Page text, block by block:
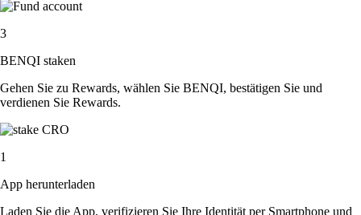
3
BENQI staken
Gehen Sie zu Rewards, wählen Sie BENQI, bestätigen Sie und
verdienen Sie Rewards.
1
App herunterladen
Laden Sie die App, verifizieren Sie Ihre Identität per Smartphone und